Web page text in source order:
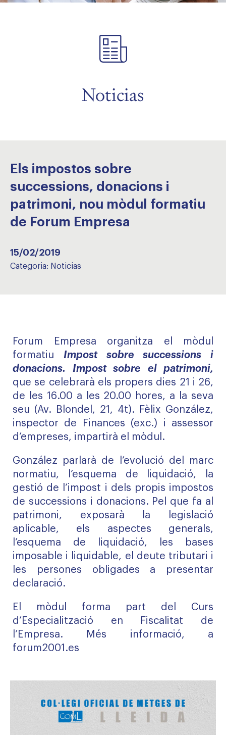
Noticias
Els impostos sobre
successions, donacions i
patrimoni, nou mòdul formatiu
de Forum Empresa
15/02/2019
Categoria: Noticias
Forum Empresa organitza el mòdul
formatiu Impost sobre successions i
donacions. Impost sobre el patrimoni,
que se celebrarà els propers dies 21 i 26,
de les 16.00 a les 20.00 hores, a la seva
seu (Av. Blondel, 21, 4t). Fèlix González,
inspector de Finances (exc.) i assessor
d’empreses, impartirà el mòdul.
González parlarà de l’evolució del marc
normatiu, l’esquema de liquidació, la
gestió de l’impost i dels propis impostos
de successions i donacions. Pel que fa al
patrimoni, exposarà la legislació
aplicable, els aspectes generals,
l’esquema de liquidació, les bases
imposable i liquidable, el deute tributari i
les persones obligades a presentar
declaració.
El mòdul forma part del Curs
d’Especialització en Fiscalitat de
l’Empresa. Més informació, a
forum2001.es